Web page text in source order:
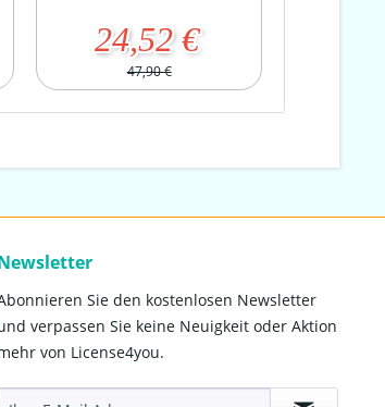
24,52 €
47,90 €
Sie den kostenlosen Newsletter
verpassen Sie keine Neuigkeit oder Aktion
von License4you.